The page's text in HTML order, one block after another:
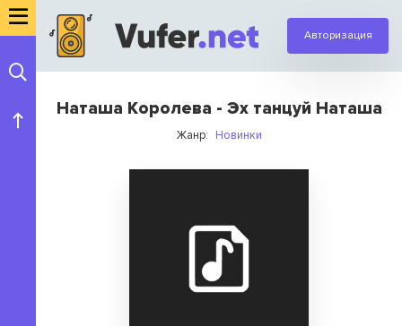
Авторизация
Наташа Королева - Эх танцуй Наташа
Жанр: Новинки